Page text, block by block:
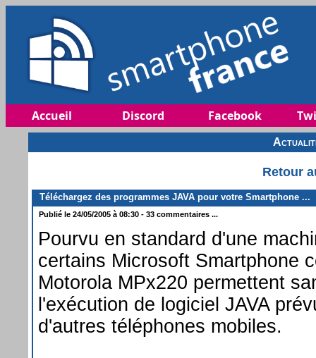
Accueil Discord Facebook
Retour
Téléchargez des programmes JAVA pour votre Smartphone ...
Publié le 24/05/2005 à 08:30 - 33 commentaires ...
Pourvu en standard d'une
certains Microsoft Smartphone
Motorola MPx220 permettent
l'exécution de logiciel JAVA
d'autres téléphones mobiles.